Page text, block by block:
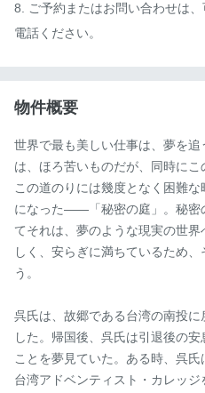
8. ご予約またはお問い合わせは
電話ください。
物件概要
世界で最も美しい仕事は、夢を
は、ほろ苦いものだが、同時にこ
この道のりには幾度となく困難
になった――「秘密の庭」。秘密
てそれは、夢のような現実の世
しく、安らぎに満ちているため
う。
呉氏は、故郷である台湾の南投
した。帰国後、呉氏は引退後の
ことを夢見ていた。ある時、呉
台湾アドベンティスト・カレッ